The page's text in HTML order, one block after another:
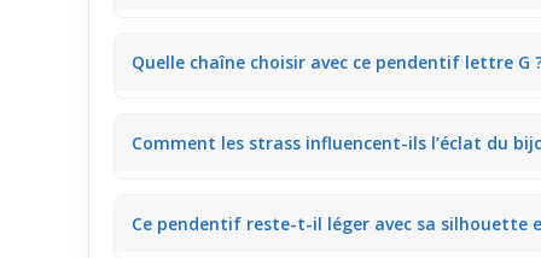
autour d'un déjeuner entre amis.
Quelle chaîne choisir avec ce pendentif lettre G
sur un col ouvert en soirée.
Comment les strass influencent-ils l’éclat du
soir d’hiver.
Ce pendentif reste-t-il léger avec sa silhouette